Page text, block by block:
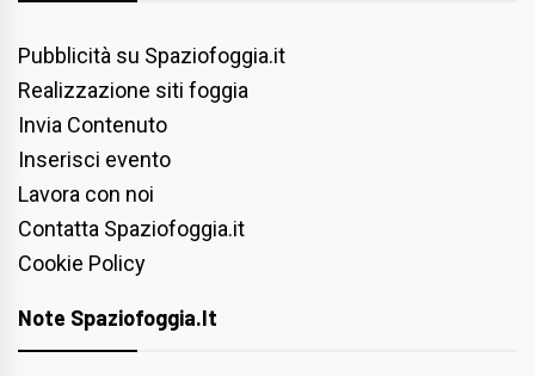
Pubblicità su Spaziofoggia.it
Realizzazione siti foggia
Invia Contenuto
Inserisci evento
Lavora con noi
Contatta Spaziofoggia.it
Cookie Policy
Note Spaziofoggia.it